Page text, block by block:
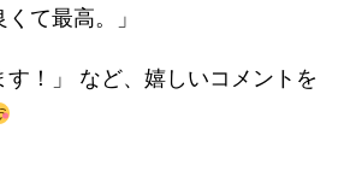
て最高。」
す！」 など、嬉しいコメントを